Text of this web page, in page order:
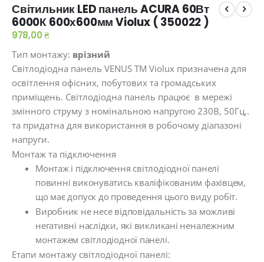
до
початку
галереї
Світильник LED панель ACURA 60Вт
6000К 600х600мм Violux ( 350022 )
978,00 ₴
Тип монтажу: врізний
Світлодіодна панель VENUS ТМ Violux призначена для
освітлення офісних, побутових та громадських
приміщень. Світлодіодна панель працює в мережі
змінного струму з номінальною напругою 230В, 50Гц,.
та придатна для використання в робочому діапазоні
напруги.
Монтаж та підключення
Монтаж і підключення світлодіодної панелі
повинні виконуватись кваліфікованим фахівцем,
що має допуск до проведення цього виду робіт.
Виробник не несе відповідальність за можливі
негативні наслідки, які викликані неналежним
монтажем світлодіодної панелі.
Етапи монтажу світлодіодної панелі: